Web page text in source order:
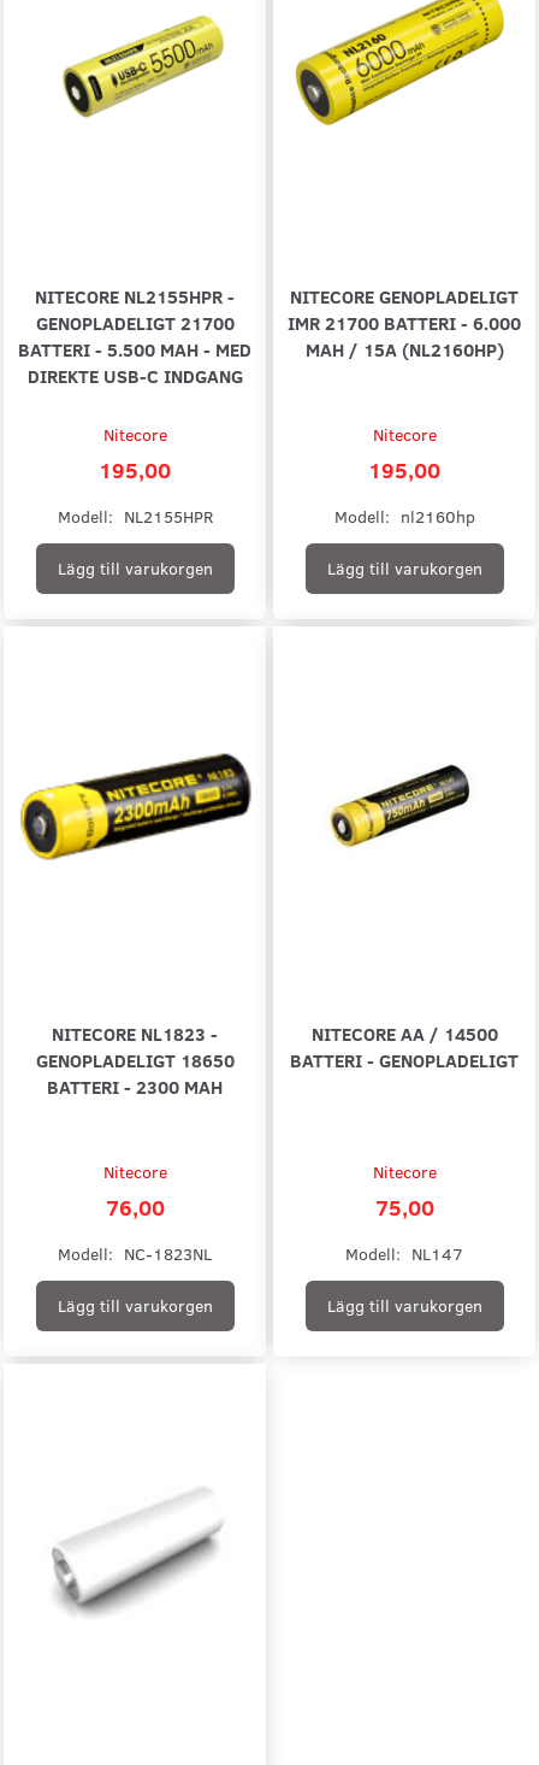
NITECORE NL2155HPR -
GENOPLADELIGT 21700
BATTERI - 5.500 MAH - MED
DIREKTE USB-C INDGANG
Nitecore
195,00
Modell: NL2155HPR
Lägg till varukorgen
NITECORE GENOPLADELIGT
IMR 21700 BATTERI - 6.000
MAH / 15A (NL2160HP)
Nitecore
195,00
Modell: nl2160hp
Lägg till varukorgen
NITECORE NL1823 -
GENOPLADELIGT 18650
BATTERI - 2300 MAH
Nitecore
76,00
Modell: NC-1823NL
Lägg till varukorgen
NITECORE AA / 14500
BATTERI - GENOPLADELIGT
Nitecore
75,00
Modell: NL147
Lägg till varukorgen